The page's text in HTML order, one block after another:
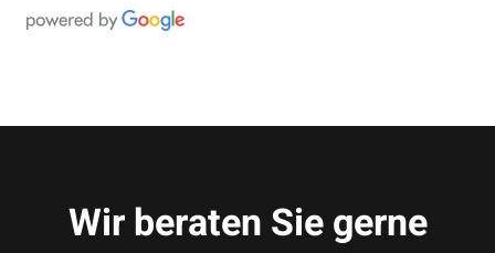
Wir beraten Sie gerne